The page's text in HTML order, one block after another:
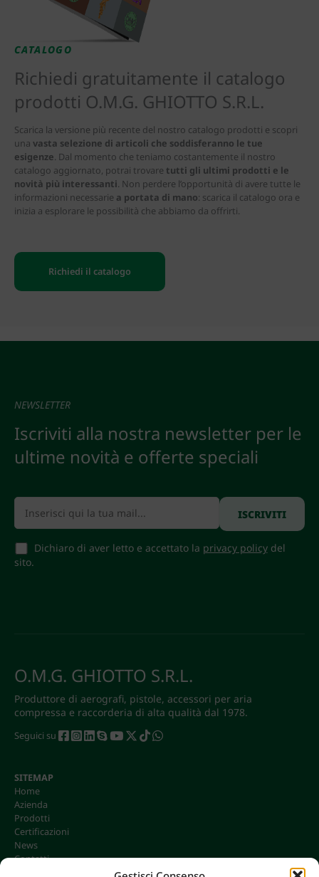
CATALOGO
Richiedi gratuitamente il catalogo
prodotti O.M.G. GHIOTTO S.R.L.
Scarica la versione più recente del nostro catalogo prodotti e scopri
una vasta selezione di articoli che soddisferanno le tue
esigenze. Dal momento che teniamo costantemente il nostro
catalogo aggiornato, potrai trovare tutti gli ultimi prodotti e le
novità più interessanti. Non perdere l’opportunità di avere tutte le
informazioni necessarie a portata di mano: scarica il catalogo ora e
inizia a esplorare le possibilità che abbiamo da offrirti.
Richiedi il catalogo
NEWSLETTER
Iscriviti alla nostra newsletter per le
ultime novità e offerte speciali
Dichiaro di aver letto e accettato la privacy policydel
sito.
O.M.G. GHIOTTO S.R.L.
Produttore di aerografi, pistole, accessori per aria
compressa e raccorderia di alta qualità dal 1978.
Seguici su
SITEMAP
Home
Azienda
Prodotti
Certificazioni
News
Contatti